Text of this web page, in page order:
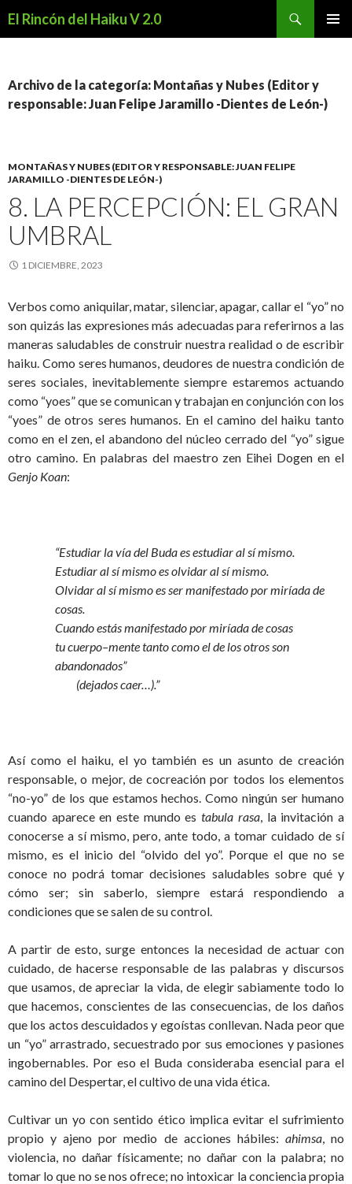
El Rincón del Haiku V 2.0
Archivo de la categoría: Montañas y Nubes (Editor y
responsable: Juan Felipe Jaramillo -Dientes de León-)
MONTAÑAS Y NUBES (EDITOR Y RESPONSABLE: JUAN FELIPE
JARAMILLO -DIENTES DE LEÓN-)
8. LA PERCEPCIÓN: EL GRAN
UMBRAL
1 DICIEMBRE, 2023
Verbos como aniquilar, matar, silenciar, apagar, callar el “yo” no
son quizás las expresiones más adecuadas para referirnos a las
maneras saludables de construir nuestra realidad o de escribir
haiku. Como seres humanos, deudores de nuestra condición de
seres sociales, inevitablemente siempre estaremos actuando
como “yoes” que se comunican y trabajan en conjunción con los
“yoes” de otros seres humanos. En el camino del haiku tanto
como en el zen, el abandono del núcleo cerrado del “yo” sigue
otro camino. En palabras del maestro zen Eihei Dogen en el
Genjo Koan:
“Estudiar la vía del Buda es estudiar al sí mismo.
Estudiar al sí mismo es olvidar al sí mismo.
Olvidar al sí mismo es ser manifestado por miríada de
cosas.
Cuando estás manifestado por miríada de cosas
tu cuerpo–mente tanto como el de los otros son
abandonados”
(dejados caer…).”
Así como el haiku, el yo también es un asunto de creación
responsable, o mejor, de cocreación por todos los elementos
“no-yo” de los que estamos hechos. Como ningún ser humano
cuando aparece en este mundo estabula rasa, la invitación a
conocerse a sí mismo, pero, ante todo, a tomar cuidado de sí
mismo, es el inicio del “olvido del yo”. Porque el que no se
conoce no podrá tomar decisiones saludables sobre qué y
cómo ser; sin saberlo, siempre estará respondiendo a
condiciones que se salen de su control.
A partir de esto, surge entonces la necesidad de actuar con
cuidado, de hacerse responsable de las palabras y discursos
que usamos, de apreciar la vida, de elegir sabiamente todo lo
que hacemos, conscientes de las consecuencias, de los daños
que los actos descuidados y egoístas conllevan. Nada peor que
un “yo” arrastrado, secuestrado por sus emociones y pasiones
ingobernables. Por eso el Buda consideraba esencial para el
camino del Despertar, el cultivo de una vida ética.
Cultivar un yo con sentido ético implica evitar el sufrimiento
propio y ajeno por medio de acciones hábiles: ahimsa, no
violencia, no dañar físicamente; no dañar con la palabra; no
tomar lo que no se nos ofrece; no intoxicar la conciencia propia